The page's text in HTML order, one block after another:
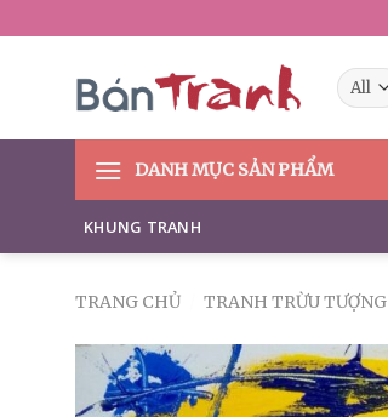
to
DANH MỤC SẢN PHẨM
KHUNG TRANH
TRANG CHỦ TRANH TRỪU TƯỢNG